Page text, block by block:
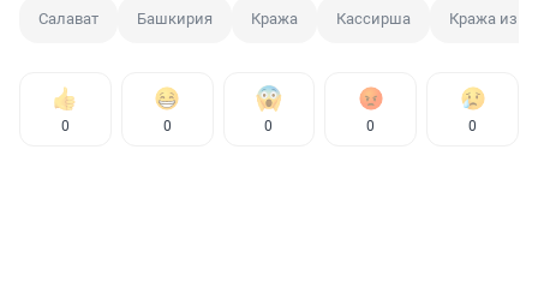
Салават Башкирия Кража Кассирша Кража из
0 0 0 0 0